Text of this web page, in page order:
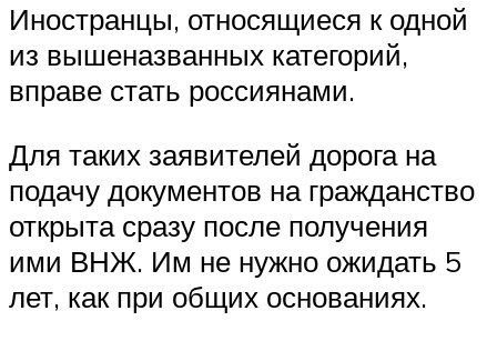
Иностранцы, относящиеся к одной
из вышеназванных категорий,
вправе стать россиянами.
Для таких заявителей дорога на
подачу документов на гражданство
открыта сразу после получения
ими ВНЖ. Им не нужно ожидать 5
лет, как при общих основаниях.